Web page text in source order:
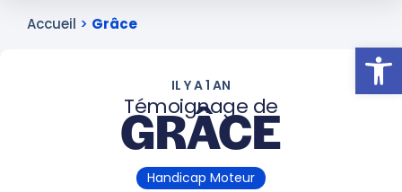
Ouvrir
Accueil > Grâce
IL Y A 1 AN
Témoignage de
GRÂCE
Handicap Moteur